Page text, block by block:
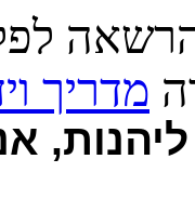
מדריך